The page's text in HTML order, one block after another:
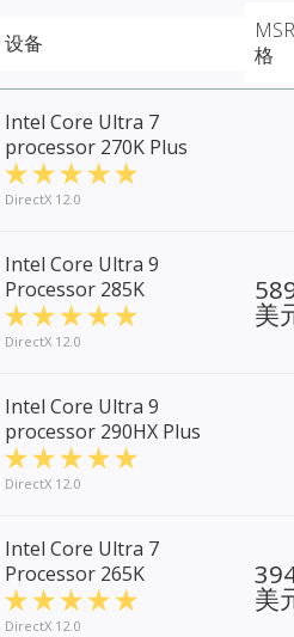
设备
格
Intel Core Ultra 7
processor 270K Plus
DirectX 12.0
Intel Core Ultra 9
Processor 285K
DirectX 12.0
美
Intel Core Ultra 9
processor 290HX Plus
DirectX 12.0
Intel Core Ultra 7
Processor 265K
DirectX 12.0
美